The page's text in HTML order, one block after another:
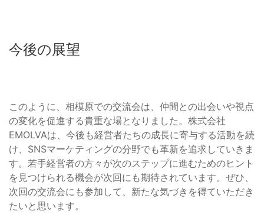
今後の展望
このように、相模原での交流会は、仲間との出会いや視点
の変化を促進する貴重な場となりました。株式会社
EMOLVAは、今後も経営者たちの成長に寄与する活動を続
け、SNSマーケティングの分野でも革新を追求していきま
す。若手経営者の方々が次のステップに進むためのヒント
を見つけられる機会が次回にも期待されています。ぜひ、
次回の交流会にも参加して、新たな気づきを得ていただき
たいと思います。